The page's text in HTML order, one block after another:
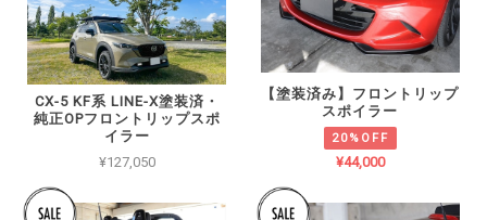
CX-5 KF系 LINE-X塗装済・
純正OPフロントリップスポ
イラー
¥127,050
【塗装済み】フロントリップ
スポイラー
20%OFF
¥44,000